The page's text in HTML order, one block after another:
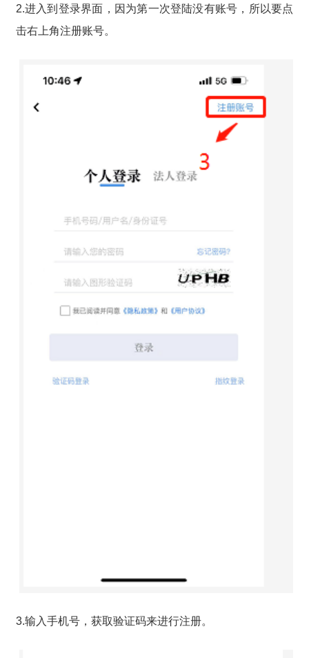
2.进入到登录界面，因为第一次登陆没有账号，所以要点
击右上角注册账号。
3.输入手机号，获取验证码来进行注册。